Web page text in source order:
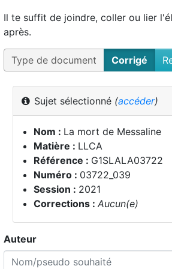
Il te suffit de joindre, coller ou lier
après.
Type de document Corrigé
Sujet sélectionné (accéder)
Nom : La mort de Messaline
Matière : LLCA
Référence : G1SLALA03722
Numéro : 03722_039
Session : 2021
Corrections : Aucun(e)
Auteur